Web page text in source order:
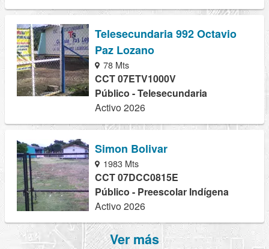
Telesecundaria 992 Octavio
Paz Lozano
78 Mts
CCT 07ETV1000V
Público - Telesecundaria
Activo 2026
Simon Bolivar
1983 Mts
CCT 07DCC0815E
Público - Preescolar Indígena
Activo 2026
Ver más